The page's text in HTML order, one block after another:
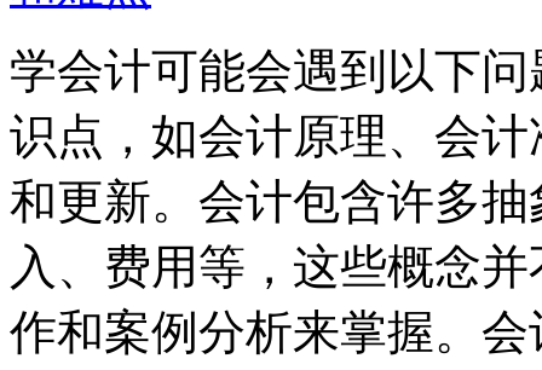
学会计可能会遇到以下
识点，如会计原理、会
和更新。会计包含许多
入、费用等，这些概念
作和案例分析来掌握。